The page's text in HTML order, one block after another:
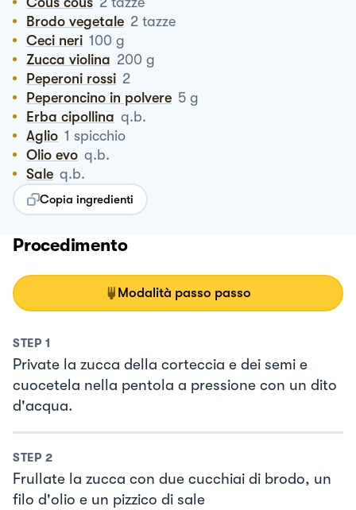
Brodo vegetale 2 tazze
Ceci neri 100 g
Zucca violina 200 g
Peperoni rossi 2
Peperoncino in polvere 5 g
Erba cipollina q.b.
Aglio 1 spicchio
Olio evo q.b.
Sale q.b.
Copia ingredienti
Procedimento
Modalità passo passo
STEP 1
Private la zucca della corteccia e dei semi e
cuocetela nella pentola a pressione con un dito
d'acqua.
STEP 2
Frullate la zucca con due cucchiai di brodo, un
filo d'olio e un pizzico di sale